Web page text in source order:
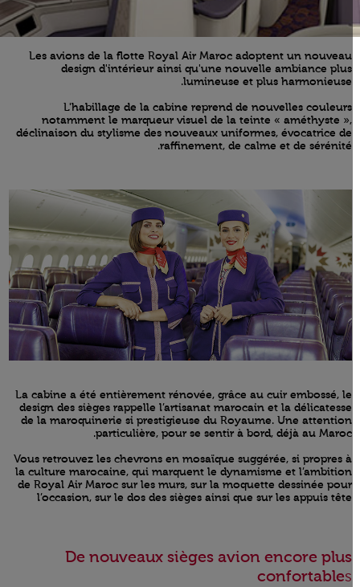
Les avions de la flotte Royal Air Maroc adoptent un nouveau
design d'intérieur ainsi qu'une nouvelle ambiance plus
lumineuse et plus harmonieuse.
L'habillage de la cabine reprend de nouvelles couleurs
notamment le marqueur visuel de la teinte « améthyste »,
déclinaison du stylisme des nouveaux uniformes, évocatrice de
raffinement, de calme et de sérénité.
La cabine a été entièrement rénovée, grâce au cuir embossé, le
design des sièges rappelle l’artisanat marocain et la délicatesse
de la maroquinerie si prestigieuse du Royaume. Une attention
particulière, pour se sentir à bord, déjà au Maroc.
Vous retrouvez les chevrons en mosaïque suggérée, si propres à
la culture marocaine, qui marquent le dynamisme et l’ambition
de Royal Air Maroc sur les murs, sur la moquette dessinée pour
l’occasion, sur le dos des sièges ainsi que sur les appuis tête
De nouveaux sièges avion encore plus
confortable